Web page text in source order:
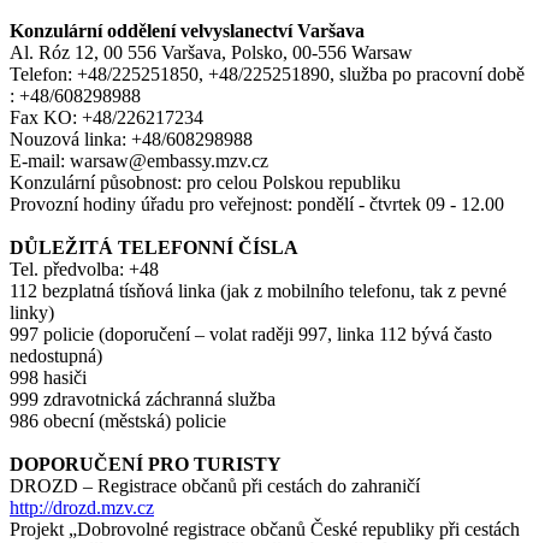
Konzulární oddělení velvyslanectví Varšava
Al. Róz 12, 00 556 Varšava, Polsko, 00-556 Warsaw
Telefon: +48/225251850, +48/225251890, služba po pracovní době
: +48/608298988
Fax KO: +48/226217234
Nouzová linka: +48/608298988
E-mail: warsaw@embassy.mzv.cz
Konzulární působnost: pro celou Polskou republiku
Provozní hodiny úřadu pro veřejnost: pondělí - čtvrtek 09 - 12.00
DŮLEŽITÁ TELEFONNÍ ČÍSLA
Tel. předvolba: +48
112 bezplatná tísňová linka (jak z mobilního telefonu, tak z pevné
linky)
997 policie (doporučení – volat raději 997, linka 112 bývá často
nedostupná)
998 hasiči
999 zdravotnická záchranná služba
986 obecní (městská) policie
DOPORUČENÍ PRO TURISTY
DROZD – Registrace občanů při cestách do zahraničí
http://drozd.mzv.cz
Projekt „Dobrovolné registrace občanů České republiky při cestách